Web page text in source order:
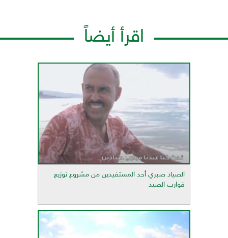
اقرأ أيضاً
الصياد صبري أحد المستفيدين من مشروع توزيع
قوارب الصيد